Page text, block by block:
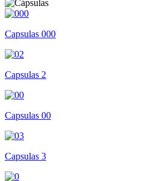
Capsulas 000
Capsulas 2
Capsulas 00
Capsulas 3